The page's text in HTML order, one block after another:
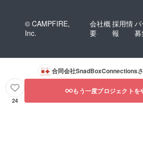
© CAMPFIRE,
Inc.
会社概
要
採用情
報
合同会社SnadBoxConnections
24
もう一度プロジェクトを